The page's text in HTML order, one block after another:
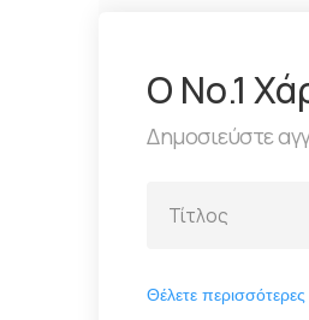
Ο Νο.1
Δημοσιεύστε
Θέλετε περισσότερες